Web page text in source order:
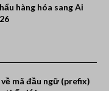
hàng hóa sang Ai
mã đầu ngữ (prefix)